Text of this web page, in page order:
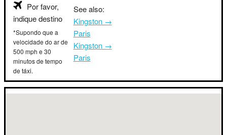
Por favor,
indique destino
*Supondo que a
velocidade do ar de
500 mph e 30
minutos de tempo
de táxi.
See also:
Kingston →
Paris
Kingston →
Paris